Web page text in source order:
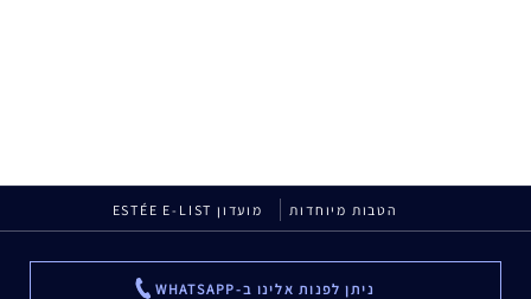
הטבות מיוחדות מועדון ESTÉE E-LIST
ניתן לפנות אלינו ב-WHATSAPP ...